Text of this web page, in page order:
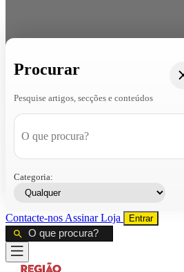
Procurar
Pesquise artigos, secções e conteúdos
Categoria:
Contacte-nos AssinarLoja Entrar